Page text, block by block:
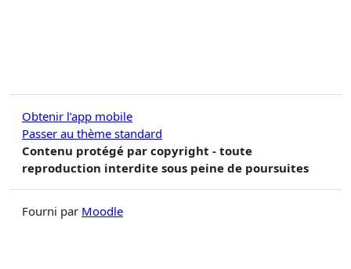
Obtenir l’app mobile
Passer au thème standard
Contenu protégé par copyright - toute
reproduction interdite sous peine de poursuites
Fourni par Moodle